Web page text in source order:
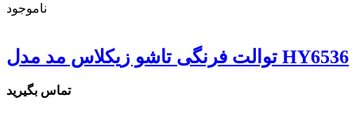
ناموجود
توالت فرنگی تاشو زیکلاس مد مدل HY6536
تماس بگیرید